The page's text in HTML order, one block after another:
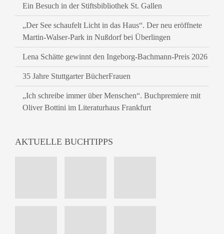
Ein Besuch in der Stiftsbibliothek St. Gallen
„Der See schaufelt Licht in das Haus“. Der neu eröffnete
Martin-Walser-Park in Nußdorf bei Überlingen
Lena Schätte gewinnt den Ingeborg-Bachmann-Preis 2026
35 Jahre Stuttgarter BücherFrauen
„Ich schreibe immer über Menschen“. Buchpremiere mit
Oliver Bottini im Literaturhaus Frankfurt
AKTUELLE BUCHTIPPS